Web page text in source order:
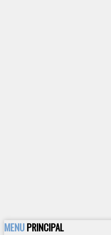
MENUPRINCIPAL